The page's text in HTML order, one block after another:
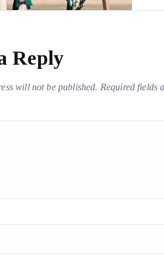
Reply
will not be published. Required fields